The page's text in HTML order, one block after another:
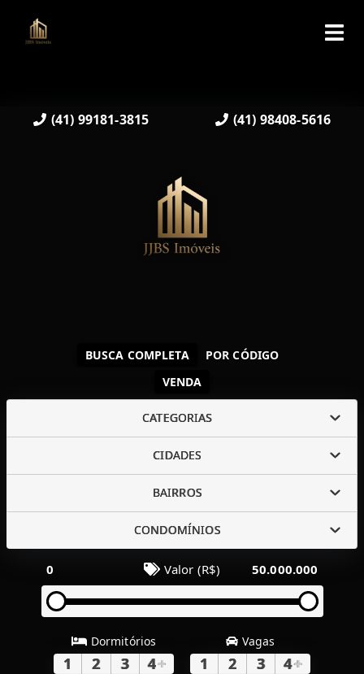
(41) 99181-3815 (41) 98408-5616
VENDA
BUSCA COMPLETA POR CÓDIGO
CATEGORIAS
CIDADES
BAIRROS
CONDOMÍNIOS
0 Valor (R$) 50.000.000
Dormitórios
1 2 3 4+
Vagas
1 2 3 4+